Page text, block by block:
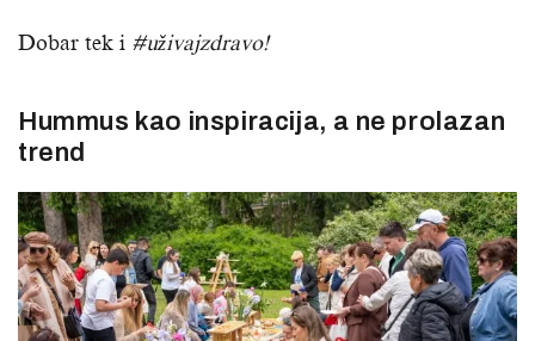
Dobar tek i #uživajzdravo!
Hummus kao inspiracija, a ne prolazan
trend